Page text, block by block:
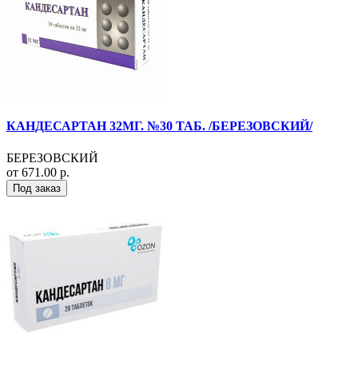
КАНДЕСАРТАН 32МГ. №30 ТАБ. /БЕРЕЗОВСКИЙ/
БЕРЕЗОВСКИЙ
от 671.00 р.
Под заказ